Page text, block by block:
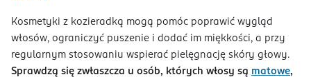
Kosmetyki z kozieradką mogą pomóc poprawić wygląd
włosów, ograniczyć puszenie i dodać im miękkości, a przy
regularnym stosowaniu wspierać pielęgnację skóry głowy.
Sprawdzą się zwłaszcza u osób, których włosy są matowe,